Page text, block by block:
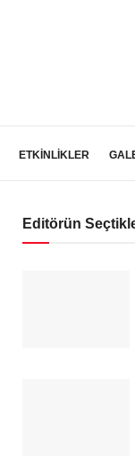
ETKİNLİKLER
Editörün